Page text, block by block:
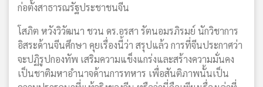
ก่อตั้งสาธารณรัฐประชาชนจีน
โสภิต หวังวิวัฒนา ชวน ดร.อรสา รัตนอมรภิรมย์ นักวิชาการ
อิสระด้านจีนศึกษา คุยเรื่องนี้ว่า สรุปแล้ว การที่จีนประกาศว่า
จะปฏิรูปกองทัพ เสริมความแข็งแกร่งและสร้างความมั่นคง
เป็นชาติมหาอำนาจด้านการทหาร เพื่อสันติภาพนั้นเป็น